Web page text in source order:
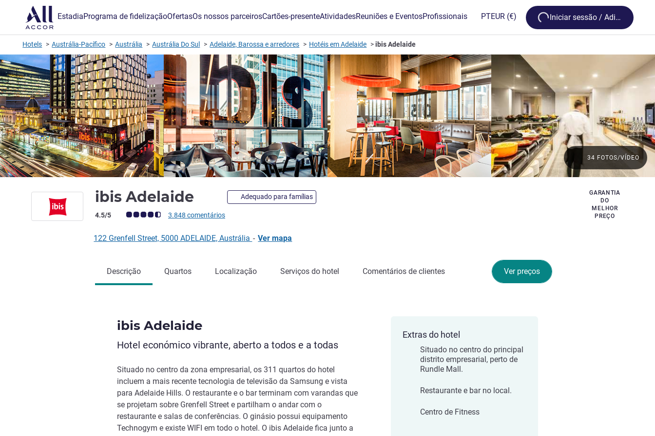
EstadiaPrograma de fidelizaçãoOfertasOs nossos parceirosCartões-presenteAtividadesReuniões e EventosProfissionais PTEUR (€) Loading...
Iniciar sessão / Adira
Hotels Austrália-Pacífico Austrália Austrália Do Sul Adelaide, Barossa e arredores Hotéis em Adelaide ibis Adelaide
ibis Adelaide 4 estrelasAdequado para famílias
Nota clientes Avis (Classificação ALL)
4.5/5 3.848 comentários
GARANTIA
DO
MELHOR
PREÇO
34 FOTOS/VÍDEO
122 Grenfell Street, 5000 ADELAIDE, Austrália - Ver mapa
Ver preços
Descrição Quartos Localização Serviços do hotel Comentários de clientes
ibis Adelaide
Hotel económico vibrante, aberto a todos e a todas
Situado no centro da zona empresarial, os 311 quartos do hotel
incluem a mais recente tecnologia de televisão da Samsung e vista
para Adelaide Hills. O restaurante e o bar terminam com varandas que
se projetam sobre Grenfell Street e partilham o andar com o
restaurante e salas de conferências. O ginásio possui equipamento
Technogym e existe WIFI em todo o hotel. O ibis Adelaide fica junto a
Extras do hotel
Situado no centro do principal
distrito empresarial, perto de
Rundle Mall.
Restaurante e bar no local.
Centro de Fitness